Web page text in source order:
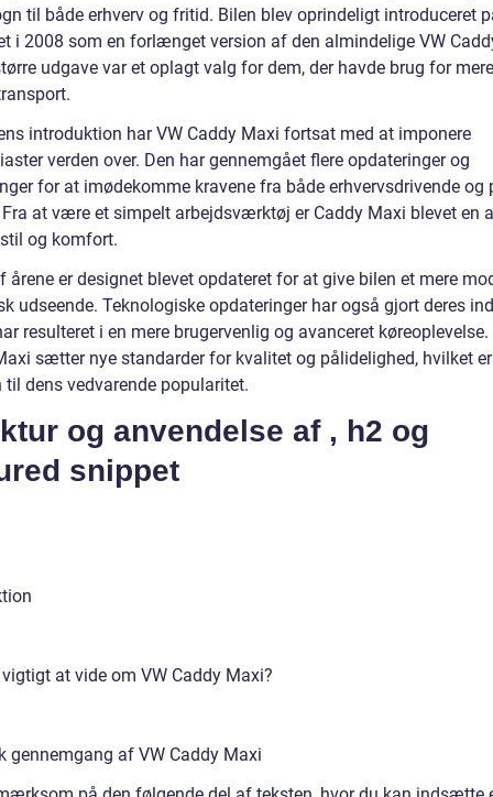
til både erhverv og fritid. Bilen blev oprindeligt introduceret
i 2008 som en forlænget version af den almindelige VW
udgave var et oplagt valg for dem, der havde brug for
introduktion har VW Caddy Maxi fortsat med at imponere
verden over. Den har gennemgået flere opdateringer og
for at imødekomme kravene fra både erhvervsdrivende og
Fra at være et simpelt arbejdsværktøj er Caddy Maxi blevet en
og komfort.
årene er designet blevet opdateret for at give bilen et mere
udseende. Teknologiske opdateringer har også gjort deres
resulteret i en mere brugervenlig og avanceret køreoplevelse.
sætter nye standarder for kvalitet og pålidelighed, hvilket er
til dens vedvarende popularitet.
og anvendelse af , h2 og
snippet
at vide om VW Caddy Maxi?
gennemgang af VW Caddy Maxi